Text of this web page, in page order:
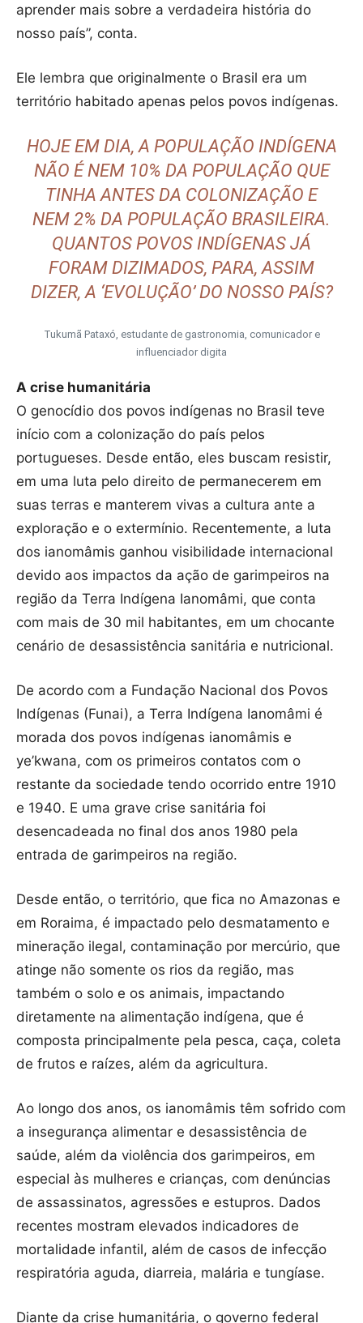
aprender mais sobre a verdadeira história do
nosso país”, conta.
Ele lembra que originalmente o Brasil era um
território habitado apenas pelos povos indígenas.
HOJE EM DIA, A POPULAÇÃO INDÍGENA
NÃO É NEM 10% DA POPULAÇÃO QUE
TINHA ANTES DA COLONIZAÇÃO E
NEM 2% DA POPULAÇÃO BRASILEIRA.
QUANTOS POVOS INDÍGENAS JÁ
FORAM DIZIMADOS, PARA, ASSIM
DIZER, A ‘EVOLUÇÃO’ DO NOSSO PAÍS?
Tukumã Pataxó, estudante de gastronomia, comunicador e
influenciador digita
A crise humanitária
O genocídio dos povos indígenas no Brasil teve
início com a colonização do país pelos
portugueses. Desde então, eles buscam resistir,
em uma luta pelo direito de permanecerem em
suas terras e manterem vivas a cultura ante a
exploração e o extermínio. Recentemente, a luta
dos ianomâmis ganhou visibilidade internacional
devido aos impactos da ação de garimpeiros na
região da Terra Indígena Ianomâmi, que conta
com mais de 30 mil habitantes, em um chocante
cenário de desassistência sanitária e nutricional.
De acordo com a Fundação Nacional dos Povos
Indígenas (Funai), a Terra Indígena Ianomâmi é
morada dos povos indígenas ianomâmis e
ye’kwana, com os primeiros contatos com o
restante da sociedade tendo ocorrido entre 1910
e 1940. E uma grave crise sanitária foi
desencadeada no final dos anos 1980 pela
entrada de garimpeiros na região.
Desde então, o território, que fica no Amazonas e
em Roraima, é impactado pelo desmatamento e
mineração ilegal, contaminação por mercúrio, que
atinge não somente os rios da região, mas
também o solo e os animais, impactando
diretamente na alimentação indígena, que é
composta principalmente pela pesca, caça, coleta
de frutos e raízes, além da agricultura.
Ao longo dos anos, os ianomâmis têm sofrido com
a insegurança alimentar e desassistência de
saúde, além da violência dos garimpeiros, em
especial às mulheres e crianças, com denúncias
de assassinatos, agressões e estupros. Dados
recentes mostram elevados indicadores de
mortalidade infantil, além de casos de infecção
respiratória aguda, diarreia, malária e tungíase.
Diante da crise humanitária, o governo federal